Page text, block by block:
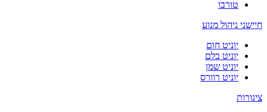
טורבו
חיישני ניהול מנוע
יוניט חום
יוניט בלם
יוניט שמן
יוניט רוורס
צינורות